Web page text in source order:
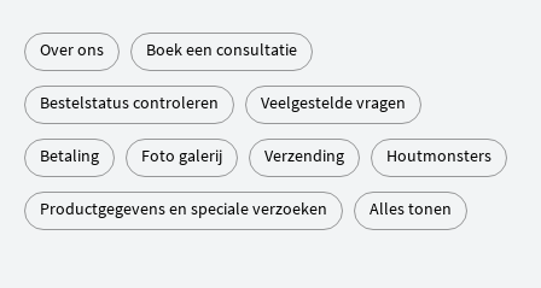
Over ons Boek een consultatie
Bestelstatus controleren Veelgestelde vragen
Betaling Foto galerij Verzending Houtmonsters
Productgegevens en speciale verzoeken Alles tonen